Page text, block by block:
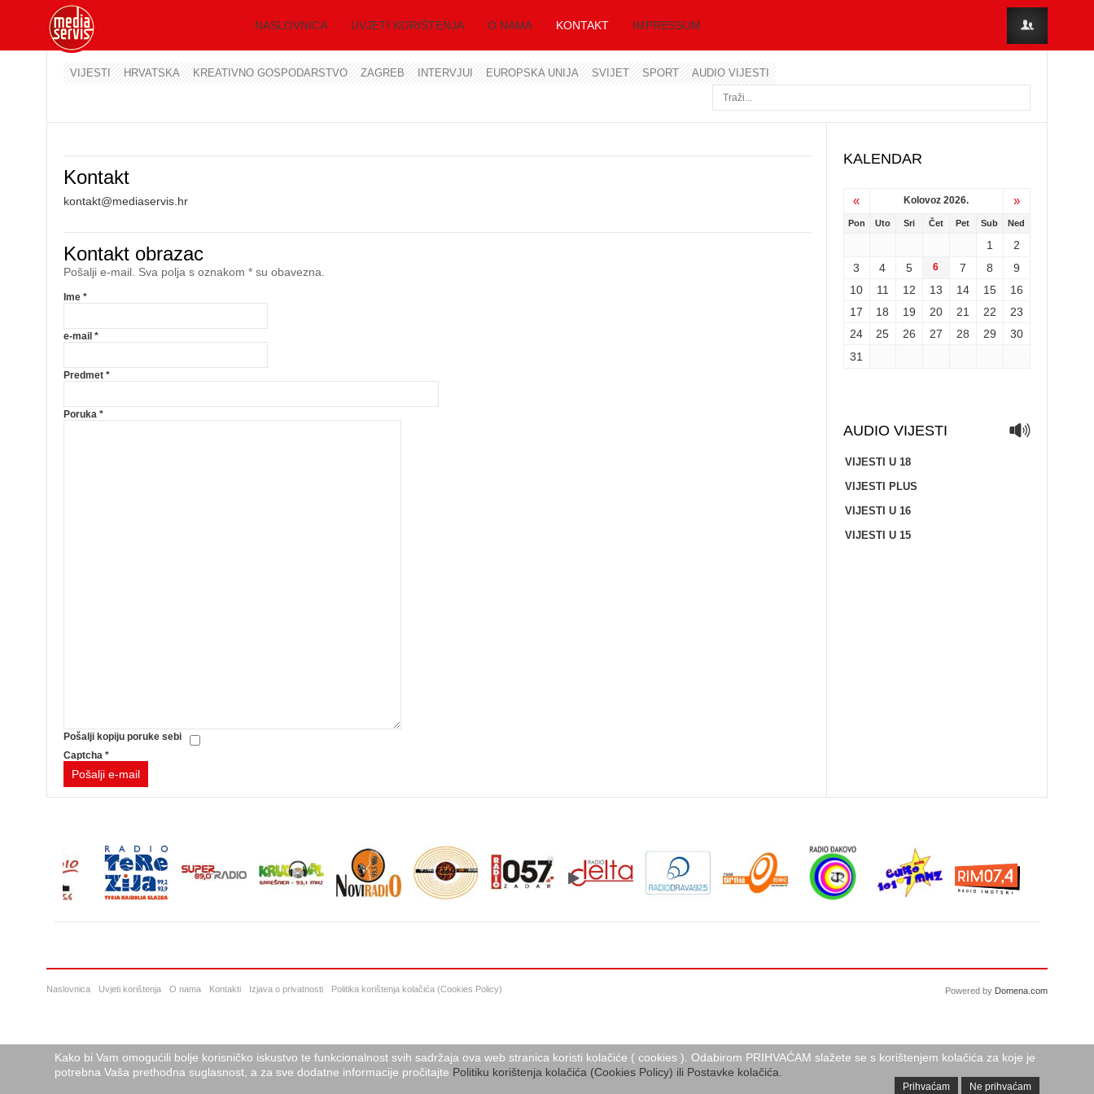
NASLOVNICA UVJETI KORIŠTENJA O NAMA KONTAKT IMPRESSUM
VIJESTI HRVATSKA KREATIVNO GOSPODARSTVO ZAGREB INTERVJUI EUROPSKA UNIJA SVIJET SPORT AUDIO VIJESTI
Kontakt
kontakt@mediaservis.hr
Kontakt obrazac
Pošalji e-mail. Sva polja s oznakom * su obavezna.
Ime *
e-mail *
Predmet *
Poruka *
Pošalji kopiju poruke sebi
Captcha *
Pošalji e-mail
KALENDAR
« Kolovoz 2026. »
Pon Uto Sri Čet Pet Sub Ned
1
2
3
4 5 6 7 8
9
10
11 12 13 14 15
16
17
18 19 20 21 22
23
24
25 26 27 28 29
30
31
AUDIO VIJESTI
VIJESTI U 18
VIJESTI PLUS
VIJESTI U 16
VIJESTI U 15
Naslovnica Uvjeti korištenja O nama Kontakti Izjava o privatnosti Politika korištenja kolačića (Cookies Policy) Powered by Domena.com
Kako bi Vam omogućili bolje korisničko iskustvo te funkcionalnost svih sadržaja ova web stranica koristi kolačiće ( cookies ). Odabirom PRIHVAĆAM slažete se s korištenjem kolačića za koje je
potrebna Vaša prethodna suglasnost, a za sve dodatne informacije pročitajte Politiku korištenja kolačića (Cookies Policy) ili Postavke kolačića.
Prihvaćam Ne prihvaćam